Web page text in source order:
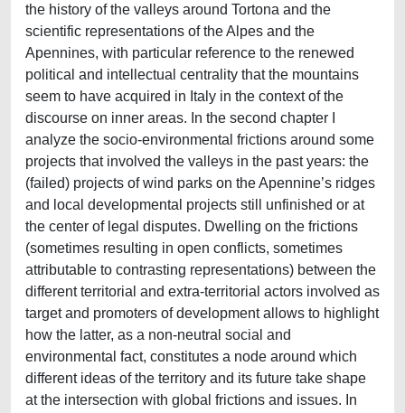
the history of the valleys around Tortona and the
scientific representations of the Alpes and the
Apennines, with particular reference to the renewed
political and intellectual centrality that the mountains
seem to have acquired in Italy in the context of the
discourse on inner areas. In the second chapter I
analyze the socio-environmental frictions around some
projects that involved the valleys in the past years: the
(failed) projects of wind parks on the Apennine’s ridges
and local developmental projects still unfinished or at
the center of legal disputes. Dwelling on the frictions
(sometimes resulting in open conflicts, sometimes
attributable to contrasting representations) between the
different territorial and extra-territorial actors involved as
target and promoters of development allows to highlight
how the latter, as a non-neutral social and
environmental fact, constitutes a node around which
different ideas of the territory and its future take shape
at the intersection with global frictions and issues. In